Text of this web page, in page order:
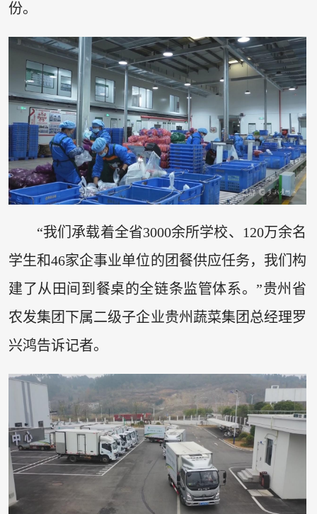
份。
“我们承载着全省3000余所学校、120万余名
学生和46家企事业单位的团餐供应任务，我们构
建了从田间到餐桌的全链条监管体系。”贵州省
农发集团下属二级子企业贵州蔬菜集团总经理罗
兴鸿告诉记者。